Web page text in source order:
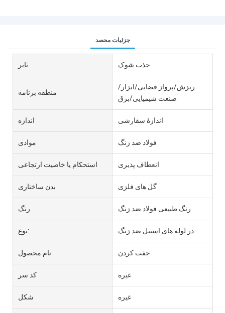
جزئیات محصد
تابر جذب شوک
منطقه برنامه
ریزش/پرواز فضایی/ابزار/
صنعت شیمیایی/برق
اندازه اندازۀ سفارشی
موادی فولاد ضد زنگ
استحکام یا خاصیت ارتجاعی انعطاف پذیری
بدن ساختاری گل های فلزی
رنگ رنگ طبیعی فولاد ضد زنگ
نوع: در لوله های استیل ضد زنگ
نام محصول جفت کردن
کد سر غیره
شکل غیره